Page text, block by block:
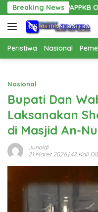
Langsung
ke
konten
Breaking News
Ogan Ilir Alami
Peristiwa Nasional
Nasional
Bupati Dan
Laksanakan
di Masjid An-
Junaidi
21 Maret 2026| 42 Kali